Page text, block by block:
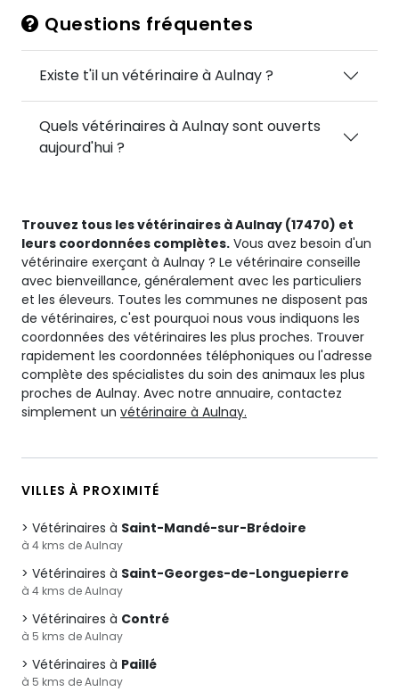
Questions fréquentes
Existe t'il un vétérinaire à Aulnay ?
Quels vétérinaires à Aulnay sont ouverts
aujourd'hui ?
Trouvez tous les vétérinaires à Aulnay (17470) et
leurs coordonnées complètes. Vous avez besoin d'un
vétérinaire exerçant à Aulnay ? Le vétérinaire conseille
avec bienveillance, généralement avec les particuliers
et les éleveurs. Toutes les communes ne disposent pas
de vétérinaires, c'est pourquoi nous vous indiquons les
coordonnées des vétérinaires les plus proches. Trouver
rapidement les coordonnées téléphoniques ou l'adresse
complète des spécialistes du soin des animaux les plus
proches de Aulnay. Avec notre annuaire, contactez
simplement un vétérinaire à Aulnay.
VILLES À PROXIMITÉ
Vétérinaires à Saint-Mandé-sur-Brédoire
à 4 kms de Aulnay
Vétérinaires à Saint-Georges-de-Longuepierre
à 4 kms de Aulnay
Vétérinaires à Contré
à 5 kms de Aulnay
Vétérinaires à Paillé
à 5 kms de Aulnay